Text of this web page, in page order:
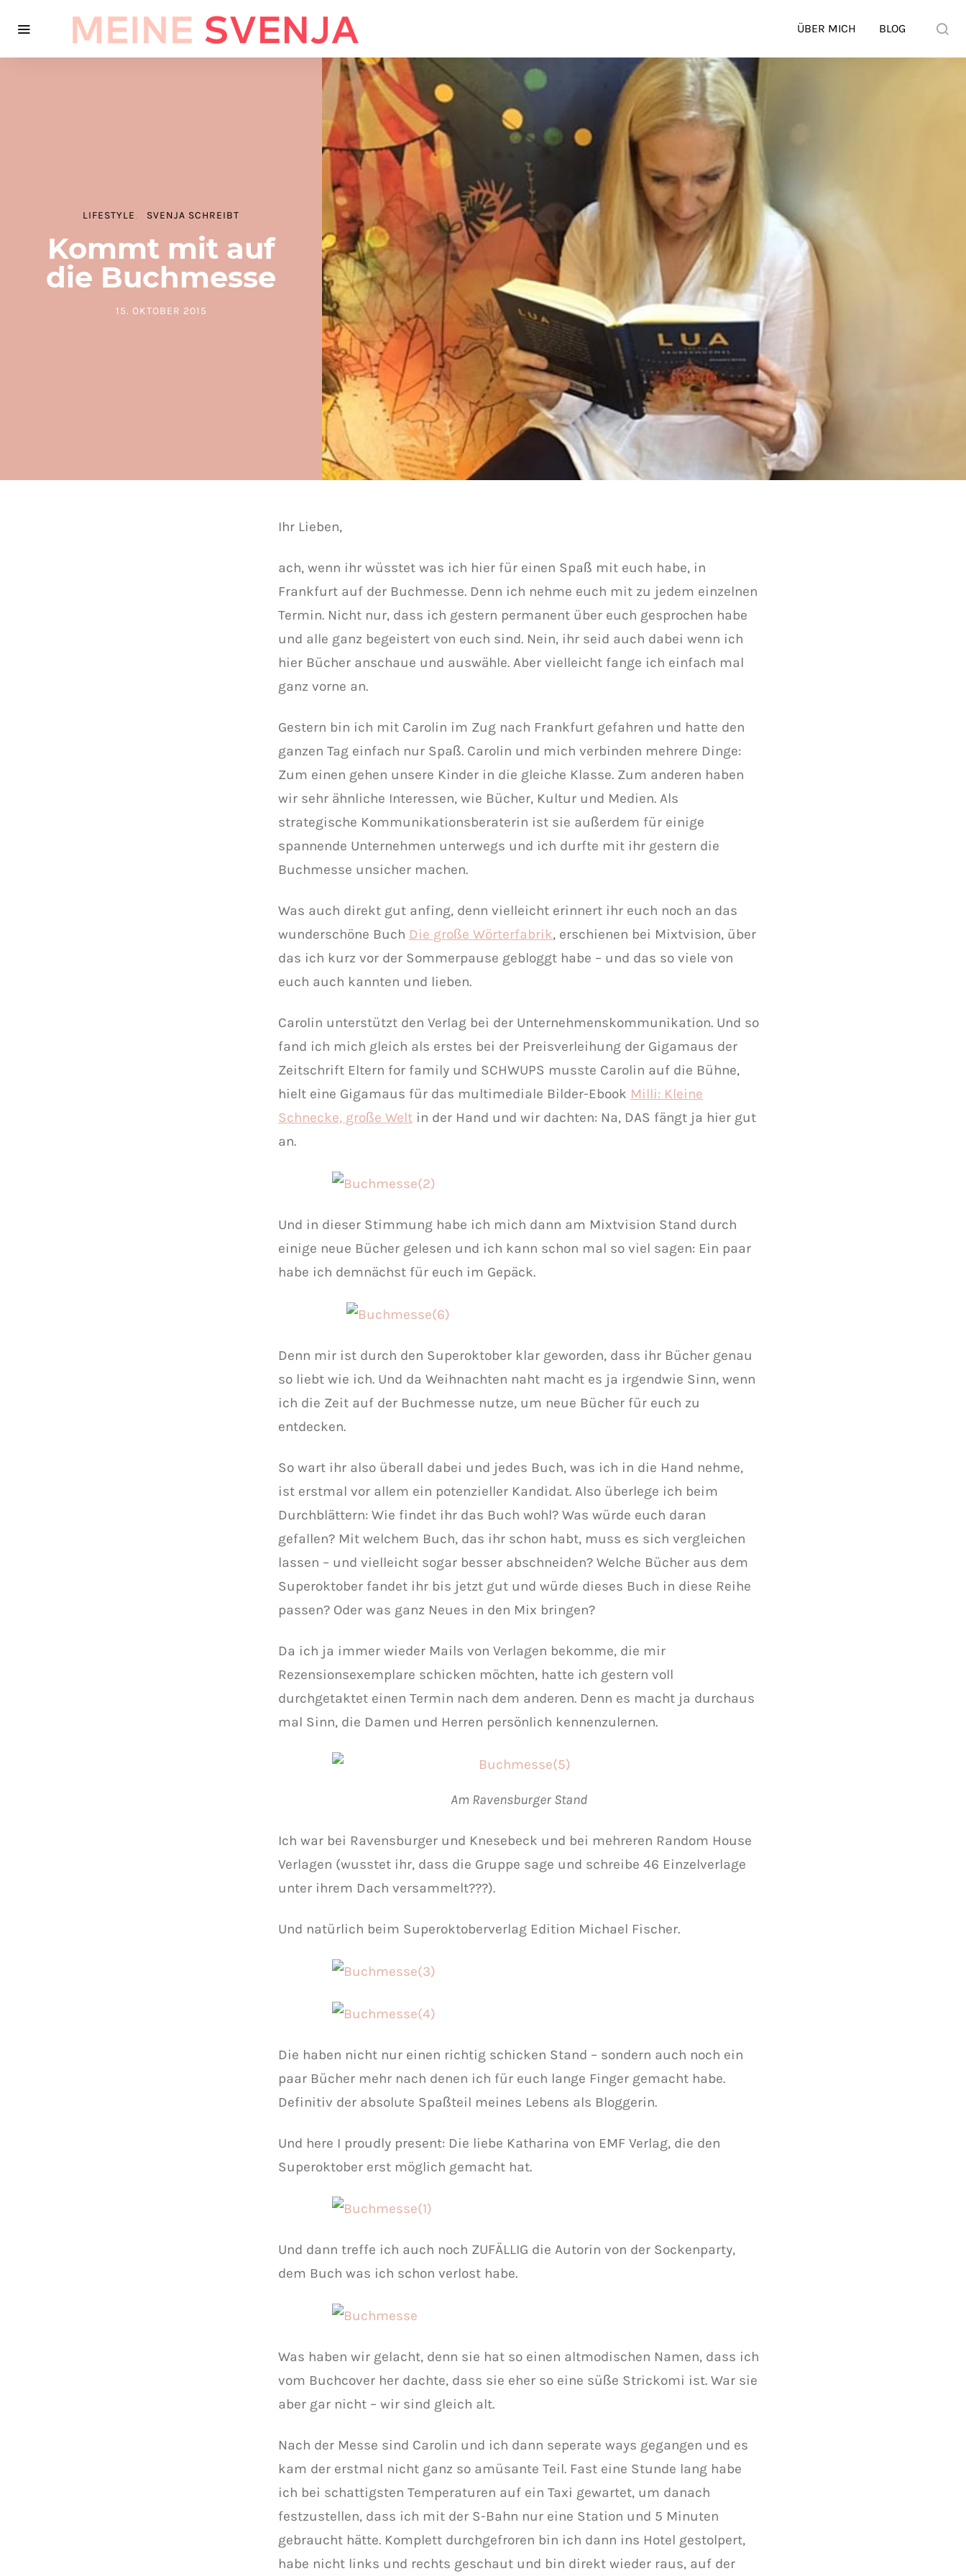
ÜBER MICH BLOG
LIFESTYLE SVENJA SCHREIBT
Kommt mit auf
die Buchmesse
POSTED ON
15. OKTOBER 2015
Ihr Lieben,
ach, wenn ihr wüsstet was ich hier für einen Spaß mit euch habe, in
Frankfurt auf der Buchmesse. Denn ich nehme euch mit zu jedem einzelnen
Termin. Nicht nur, dass ich gestern permanent über euch gesprochen habe
und alle ganz begeistert von euch sind. Nein, ihr seid auch dabei wenn ich
hier Bücher anschaue und auswähle. Aber vielleicht fange ich einfach mal
ganz vorne an.
Gestern bin ich mit Carolin im Zug nach Frankfurt gefahren und hatte den
ganzen Tag einfach nur Spaß. Carolin und mich verbinden mehrere Dinge:
Zum einen gehen unsere Kinder in die gleiche Klasse. Zum anderen haben
wir sehr ähnliche Interessen, wie Bücher, Kultur und Medien. Als
strategische Kommunikationsberaterin ist sie außerdem für einige
spannende Unternehmen unterwegs und ich durfte mit ihr gestern die
Buchmesse unsicher machen.
Was auch direkt gut anfing, denn vielleicht erinnert ihr euch noch an das
wunderschöne Buch Die große Wörterfabrik, erschienen bei Mixtvision, über
das ich kurz vor der Sommerpause gebloggt habe – und das so viele von
euch auch kannten und lieben.
Carolin unterstützt den Verlag bei der Unternehmenskommunikation. Und so
fand ich mich gleich als erstes bei der Preisverleihung der Gigamaus der
Zeitschrift Eltern for family und SCHWUPS musste Carolin auf die Bühne,
hielt eine Gigamaus für das multimediale Bilder-Ebook Milli: Kleine
Schnecke, große Welt in der Hand und wir dachten: Na, DAS fängt ja hier gut
an.
Und in dieser Stimmung habe ich mich dann am Mixtvision Stand durch
einige neue Bücher gelesen und ich kann schon mal so viel sagen: Ein paar
habe ich demnächst für euch im Gepäck.
Denn mir ist durch den Superoktober klar geworden, dass ihr Bücher genau
so liebt wie ich. Und da Weihnachten naht macht es ja irgendwie Sinn, wenn
ich die Zeit auf der Buchmesse nutze, um neue Bücher für euch zu
entdecken.
So wart ihr also überall dabei und jedes Buch, was ich in die Hand nehme,
ist erstmal vor allem ein potenzieller Kandidat. Also überlege ich beim
Durchblättern: Wie findet ihr das Buch wohl? Was würde euch daran
gefallen? Mit welchem Buch, das ihr schon habt, muss es sich vergleichen
lassen – und vielleicht sogar besser abschneiden? Welche Bücher aus dem
Superoktober fandet ihr bis jetzt gut und würde dieses Buch in diese Reihe
passen? Oder was ganz Neues in den Mix bringen?
Da ich ja immer wieder Mails von Verlagen bekomme, die mir
Rezensionsexemplare schicken möchten, hatte ich gestern voll
durchgetaktet einen Termin nach dem anderen. Denn es macht ja durchaus
mal Sinn, die Damen und Herren persönlich kennenzulernen.
Am Ravensburger Stand
Ich war bei Ravensburger und Knesebeck und bei mehreren Random House
Verlagen (wusstet ihr, dass die Gruppe sage und schreibe 46 Einzelverlage
unter ihrem Dach versammelt???).
Und natürlich beim Superoktoberverlag Edition Michael Fischer.
Die haben nicht nur einen richtig schicken Stand – sondern auch noch ein
paar Bücher mehr nach denen ich für euch lange Finger gemacht habe.
Definitiv der absolute Spaßteil meines Lebens als Bloggerin.
Und here I proudly present: Die liebe Katharina von EMF Verlag, die den
Superoktober erst möglich gemacht hat.
Und dann treffe ich auch noch ZUFÄLLIG die Autorin von der Sockenparty,
dem Buch was ich schon verlost habe.
Was haben wir gelacht, denn sie hat so einen altmodischen Namen, dass ich
vom Buchcover her dachte, dass sie eher so eine süße Strickomi ist. War sie
aber gar nicht – wir sind gleich alt.
Nach der Messe sind Carolin und ich dann seperate ways gegangen und es
kam der erstmal nicht ganz so amüsante Teil. Fast eine Stunde lang habe
ich bei schattigsten Temperaturen auf ein Taxi gewartet, um danach
festzustellen, dass ich mit der S-Bahn nur eine Station und 5 Minuten
gebraucht hätte. Komplett durchgefroren bin ich dann ins Hotel gestolpert,
habe nicht links und rechts geschaut und bin direkt wieder raus, auf der